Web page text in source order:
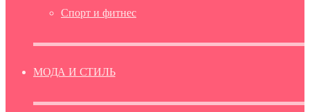
Спорт и фитнес
МОДА И СТИЛЬ